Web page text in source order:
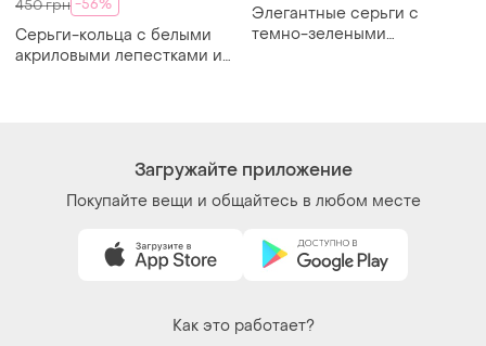
450 грн -56%
Серьги-кольца с белыми
акриловыми лепестками и
Элегантные серьги с
темно-зелеными
Загружайте приложение
Покупайте вещи и общайтесь в любом месте
Как это работает?